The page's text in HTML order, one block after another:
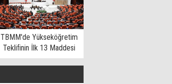
TBMM'de Yükseköğretim
Teklifinin İlk 13 Maddesi
Kabul Edildi